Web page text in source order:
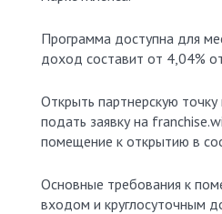
Программа доступна для
доход составит от 4,04%
Открыть партнерскую
подать заявку на
помещение к открытию в
Основные требования к
входом и круглосуточным